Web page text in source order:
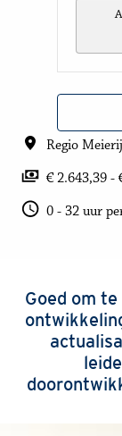
Regio
€ 2.643,39 -
0 - 32 uur
Goed om